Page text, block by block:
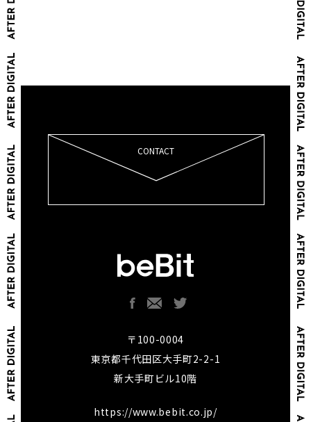
CONTACT
〒100-0004
東京都千代田区大手町2-2-1
新大手町ビル10階
https://www.bebit.co.jp/